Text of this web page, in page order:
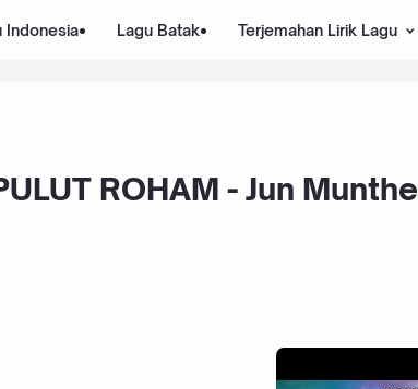
Indonesia Lagu Batak Terjemahan Lirik Lagu
ROHAM - Jun Munthe